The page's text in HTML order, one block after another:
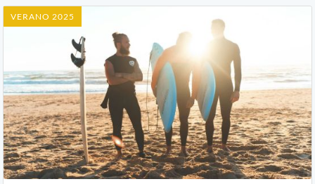
VERANO 2025